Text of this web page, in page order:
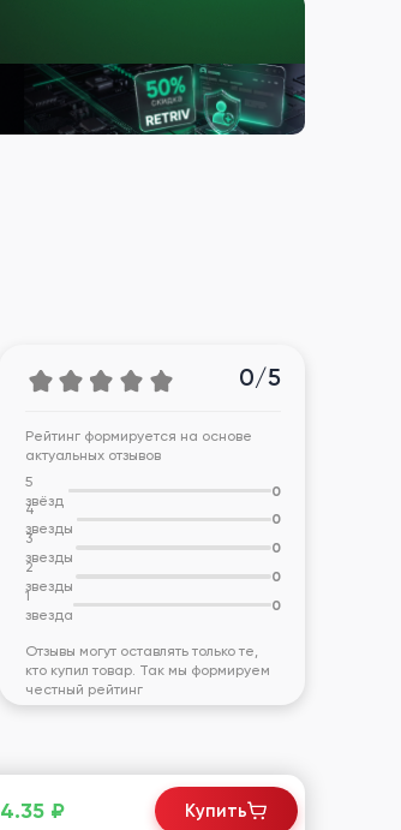
0/5
Рейтинг формируется на основе
актуальных отзывов
5
звёзд
0
4
звезды
0
3
звезды
0
2
звезды
0
1
звезда
0
Отзывы могут оставлять только те,
кто купил товар. Так мы формируем
честный рейтинг
4.35 ₽ Купить